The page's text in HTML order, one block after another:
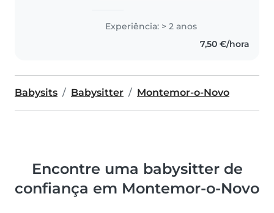
Experiência: > 2 anos
7,50 €/hora
Babysits Babysitter Montemor-o-Novo
Encontre uma babysitter de
confiança em Montemor-o-Novo